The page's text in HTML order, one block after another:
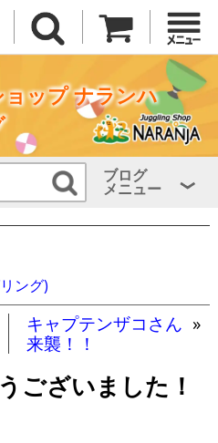
ップ ナランハ
ブログ
メニュー
ング)
キャプテンザコさん
来襲！！
»
ございました！